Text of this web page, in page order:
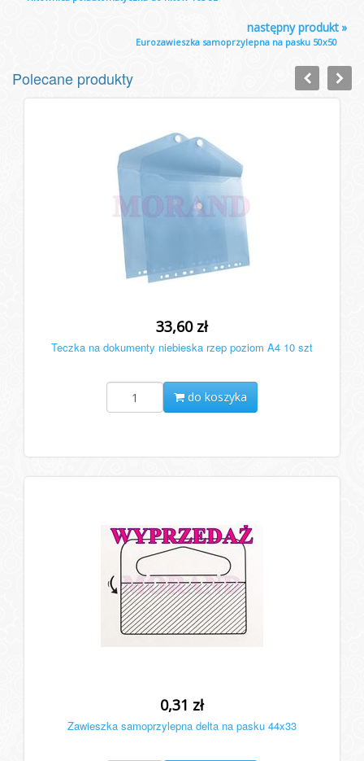
»
następny produkt
Eurozawieszka samoprzylepna na pasku 50x50
Polecane produkty
33,60 zł
Teczka na dokumenty niebieska rzep poziom A4 10 szt
do koszyka
0,31 zł
Zawieszka samoprzylepna delta na pasku 44x33